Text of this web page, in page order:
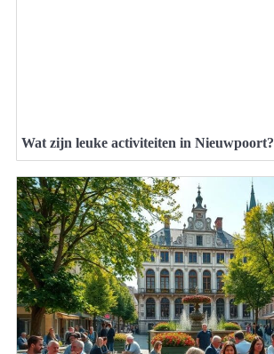
Wat zijn leuke activiteiten in Nieuwpoort?